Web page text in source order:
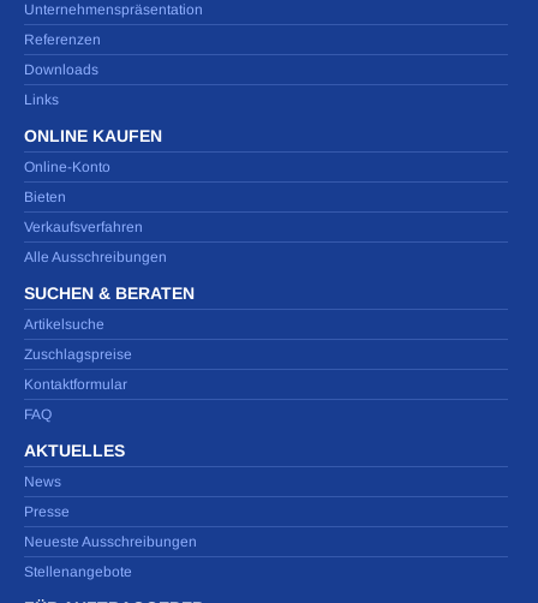
Unternehmenspräsentation
Referenzen
Downloads
Links
ONLINE KAUFEN
Online-Konto
Bieten
Verkaufsverfahren
Alle Ausschreibungen
SUCHEN & BERATEN
Artikelsuche
Zuschlagspreise
Kontaktformular
FAQ
AKTUELLES
News
Presse
Neueste Ausschreibungen
Stellenangebote